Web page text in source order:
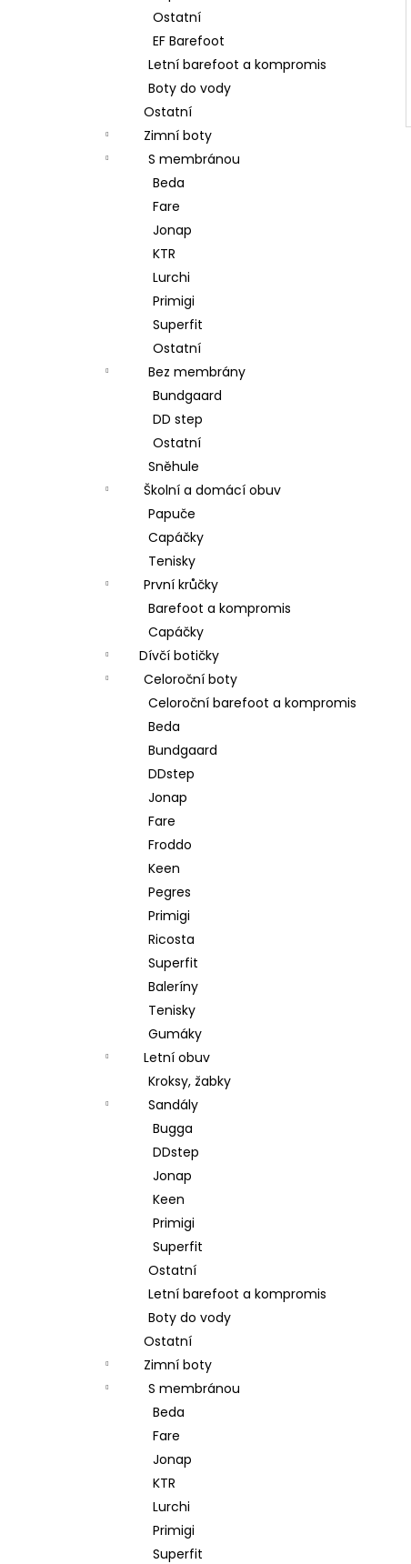
Ostatní
EF Barefoot
Letní barefoot a kompromis
Boty do vody
Ostatní
Zimní boty
S membránou
Beda
Fare
Jonap
KTR
Lurchi
Primigi
Superfit
Ostatní
Bez membrány
Bundgaard
DD step
Ostatní
Sněhule
Školní a domácí obuv
Papuče
Capáčky
Tenisky
První krůčky
Barefoot a kompromis
Capáčky
Dívčí botičky
Celoroční boty
Celoroční barefoot a kompromis
Beda
Bundgaard
DDstep
Jonap
Fare
Froddo
Keen
Pegres
Primigi
Ricosta
Superfit
Baleríny
Tenisky
Gumáky
Letní obuv
Kroksy, žabky
Sandály
Bugga
DDstep
Jonap
Keen
Primigi
Superfit
Ostatní
Letní barefoot a kompromis
Boty do vody
Ostatní
Zimní boty
S membránou
Beda
Fare
Jonap
KTR
Lurchi
Primigi
Superfit